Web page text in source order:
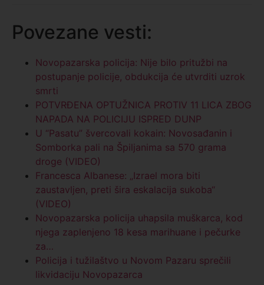
Povezane vesti:
Novopazarska policija: Nije bilo pritužbi na
postupanje policije, obdukcija će utvrditi uzrok
smrti
POTVRĐENA OPTUŽNICA PROTIV 11 LICA ZBOG
NAPADA NA POLICIJU ISPRED DUNP
U “Pasatu” švercovali kokain: Novosađanin i
Somborka pali na Špiljanima sa 570 grama
droge (VIDEO)
Francesca Albanese: „Izrael mora biti
zaustavljen, preti šira eskalacija sukoba“
(VIDEO)
Novopazarska policija uhapsila muškarca, kod
njega zaplenjeno 18 kesa marihuane i pečurke
za…
Policija i tužilaštvo u Novom Pazaru sprečili
likvidaciju Novopazarca